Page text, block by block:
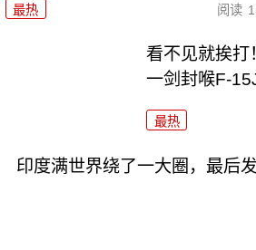
最热 阅读
看不见就挨打
一剑封喉F-
最热
印度满世界绕了一大圈，最后